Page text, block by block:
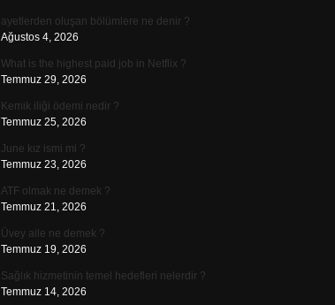
ayetlerden oluşan bölümlere ne denir ?
Ağustos 4, 2026
What is the highest paid job in Netflix ?
Temmuz 29, 2026
Kemik iliği ödemi nedir ?
Temmuz 25, 2026
June kız ismi mi ?
Temmuz 23, 2026
ATF olmak ne demek ?
Temmuz 21, 2026
Üvey aile ne demek ?
Temmuz 19, 2026
Sağlık hizmetinin temel hedefleri nelerdir ?
Temmuz 14, 2026